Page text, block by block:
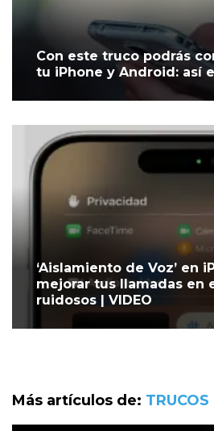
Con este truco podrás
tu iPhone y Android: así
‘Aislamiento de Voz’ en
mejorar tus llamadas en
ruidosos | VIDEO
Más artículos de: TRUCOS